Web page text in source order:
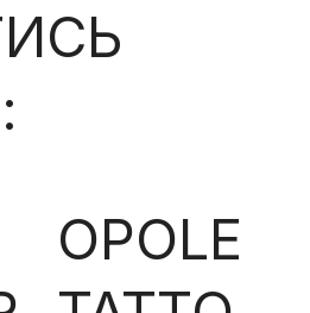
OPOLE